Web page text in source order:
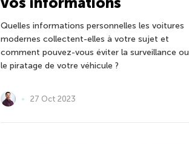
Quelles informations personnelles les voitures
modernes collectent-elles à votre sujet et
comment pouvez-vous éviter la surveillance ou
le piratage de votre véhicule ?
27 Oct 2023